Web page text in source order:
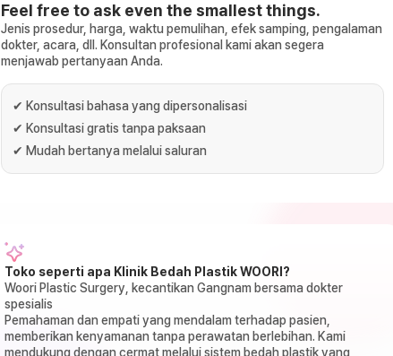
Feel free to ask even the smallest things.
Jenis prosedur, harga, waktu pemulihan, efek samping, pengalaman
dokter, acara, dll. Konsultan profesional kami akan segera
menjawab pertanyaan Anda.
✔ Konsultasi bahasa yang dipersonalisasi
✔ Konsultasi gratis tanpa paksaan
✔ Mudah bertanya melalui saluran
Toko seperti apa Klinik Bedah Plastik WOORI?
Woori Plastic Surgery, kecantikan Gangnam bersama dokter
spesialis
Pemahaman dan empati yang mendalam terhadap pasien,
memberikan kenyamanan tanpa perawatan berlebihan. Kami
mendukung dengan cermat melalui sistem bedah plastik yang